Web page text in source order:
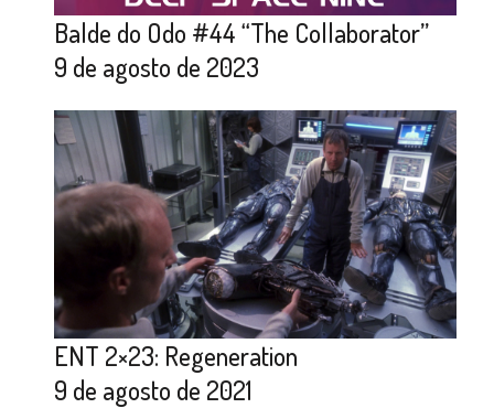
Balde do Odo #44 “The Collaborator”
9 de agosto de 2023
ENT 2×23: Regeneration
9 de agosto de 2021